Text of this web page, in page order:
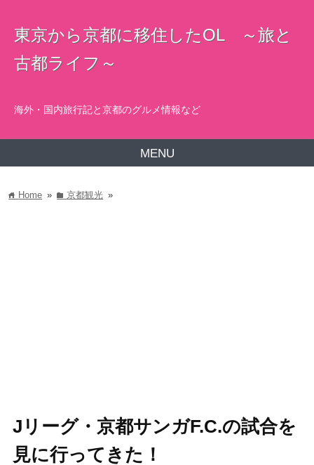
東京から京都に移住したOL ～旅と
古都ライフ～
海外・国内旅行記と京都のグルメ情報など
MENU
home Home » folder京都観光 »
Jリーグ・京都サンガF.C.の試合を
見に行ってきた！